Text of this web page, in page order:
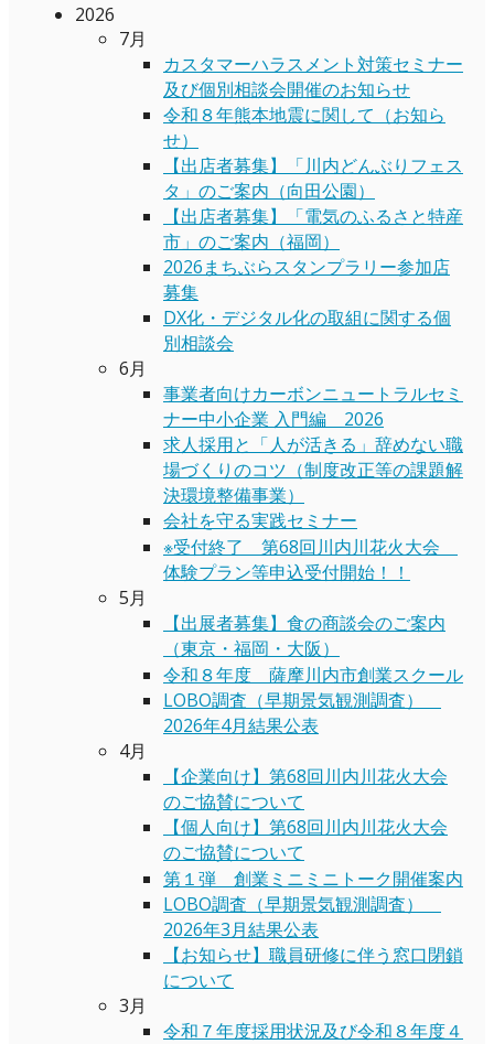
2026
7月
カスタマーハラスメント対策セミナー
及び個別相談会開催のお知らせ
令和８年熊本地震に関して（お知ら
せ）
【出店者募集】「川内どんぶりフェス
タ」のご案内（向田公園）
【出店者募集】「電気のふるさと特産
市」のご案内（福岡）
2026まちぶらスタンプラリー参加店
募集
DX化・デジタル化の取組に関する個
別相談会
6月
事業者向けカーボンニュートラルセミ
ナー中小企業 入門編 2026
求人採用と「人が活きる」辞めない職
場づくりのコツ（制度改正等の課題解
決環境整備事業）
会社を守る実践セミナー
※受付終了 第68回川内川花火大会
体験プラン等申込受付開始！！
5月
【出展者募集】食の商談会のご案内
（東京・福岡・大阪）
令和８年度 薩摩川内市創業スクール
LOBO調査（早期景気観測調査）
2026年4月結果公表
4月
【企業向け】第68回川内川花火大会
のご協賛について
【個人向け】第68回川内川花火大会
のご協賛について
第１弾 創業ミニミニトーク開催案内
LOBO調査（早期景気観測調査）
2026年3月結果公表
【お知らせ】職員研修に伴う窓口閉鎖
について
3月
令和７年度採用状況及び令和８年度４